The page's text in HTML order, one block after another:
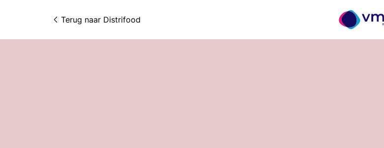
Terug naar Distrifood